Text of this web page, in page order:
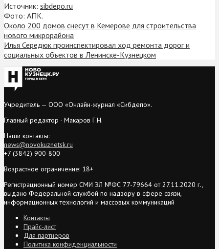
Источник: sibdepo.ru
Фото: АПК.
Около 200 домов снесут в Кемерове для строительства
нового микрорайона
Илья Середюк проинспектировал ход ремонта дорог и
социальных объектов в Ленинске-Кузнецком
Учредитель — ООО «Онлайн-журнал «Сибдепо».
Главный редактор - Макаров Г.Н.
Наши контакты:
news@novokuznetsk.ru
+7 (3842) 900-800
Возрастное ограничение: 18+
Регистрационный номер СМИ ЭЛ №ФС 77-79664 от 27.11.2020 г.,
выдано Федеральной службой по надзору в сфере связи,
информационных технологий и массовых коммуникаций
Контакты
Прайс-лист
Для партнеров
Политика конфиденциальности